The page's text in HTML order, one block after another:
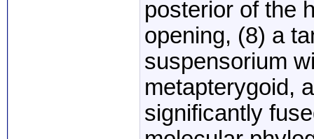
posterior of the
opening, (8) a
suspensorium
metapterygoid,
significantly